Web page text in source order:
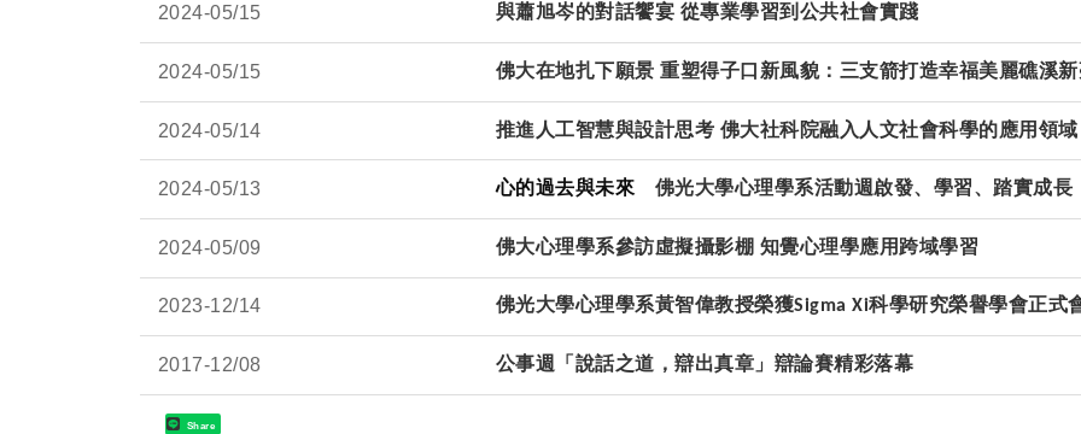
2024-05/15 與蕭旭岑的對話饗宴 從專業學習到公共社會實踐
2024-05/15 佛大在地扎下願景 重塑得子口新風貌：三支箭打造幸福美麗礁溪
2024-05/14 推進人工智慧與設計思考 佛大社科院融入人文社會科學的應用領域
2024-05/13 心的過去與未來 佛光大學心理學系活動週啟發、學習、踏實成長
2024-05/09 佛大心理學系參訪虛擬攝影棚 知覺心理學應用跨域學習
2023-12/14 佛光大學心理學系黃智偉教授榮獲Sigma Xi科學研究榮譽學會正式
2017-12/08 公事週「說話之道，辯出真章」辯論賽精彩落幕
Share